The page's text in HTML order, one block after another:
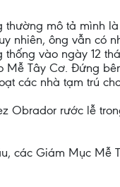
thường mô tả mình
nhiên, ông vẫn có
vào ngày 12
Tây Cơ. Đứng
các nhà tạm trú
Obrador rước lễ
các Giám Mục Mễ